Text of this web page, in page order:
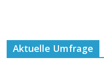
Aktuelle Umfrage